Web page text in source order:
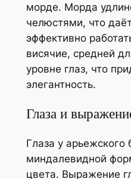
морде. Морда
челюстями, что
эффективно
висячие, средней
уровне глаз, что
элегантность.
Глаза и
Глаза у арьежского
миндалевидной
цвета. Выражение